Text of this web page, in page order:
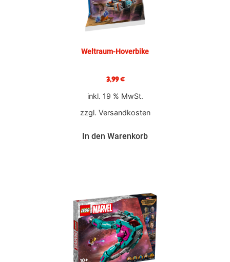
Weltraum-Hoverbike
3,99€
inkl. 19 % MwSt.
zzgl. Versandkosten
In den Warenkorb